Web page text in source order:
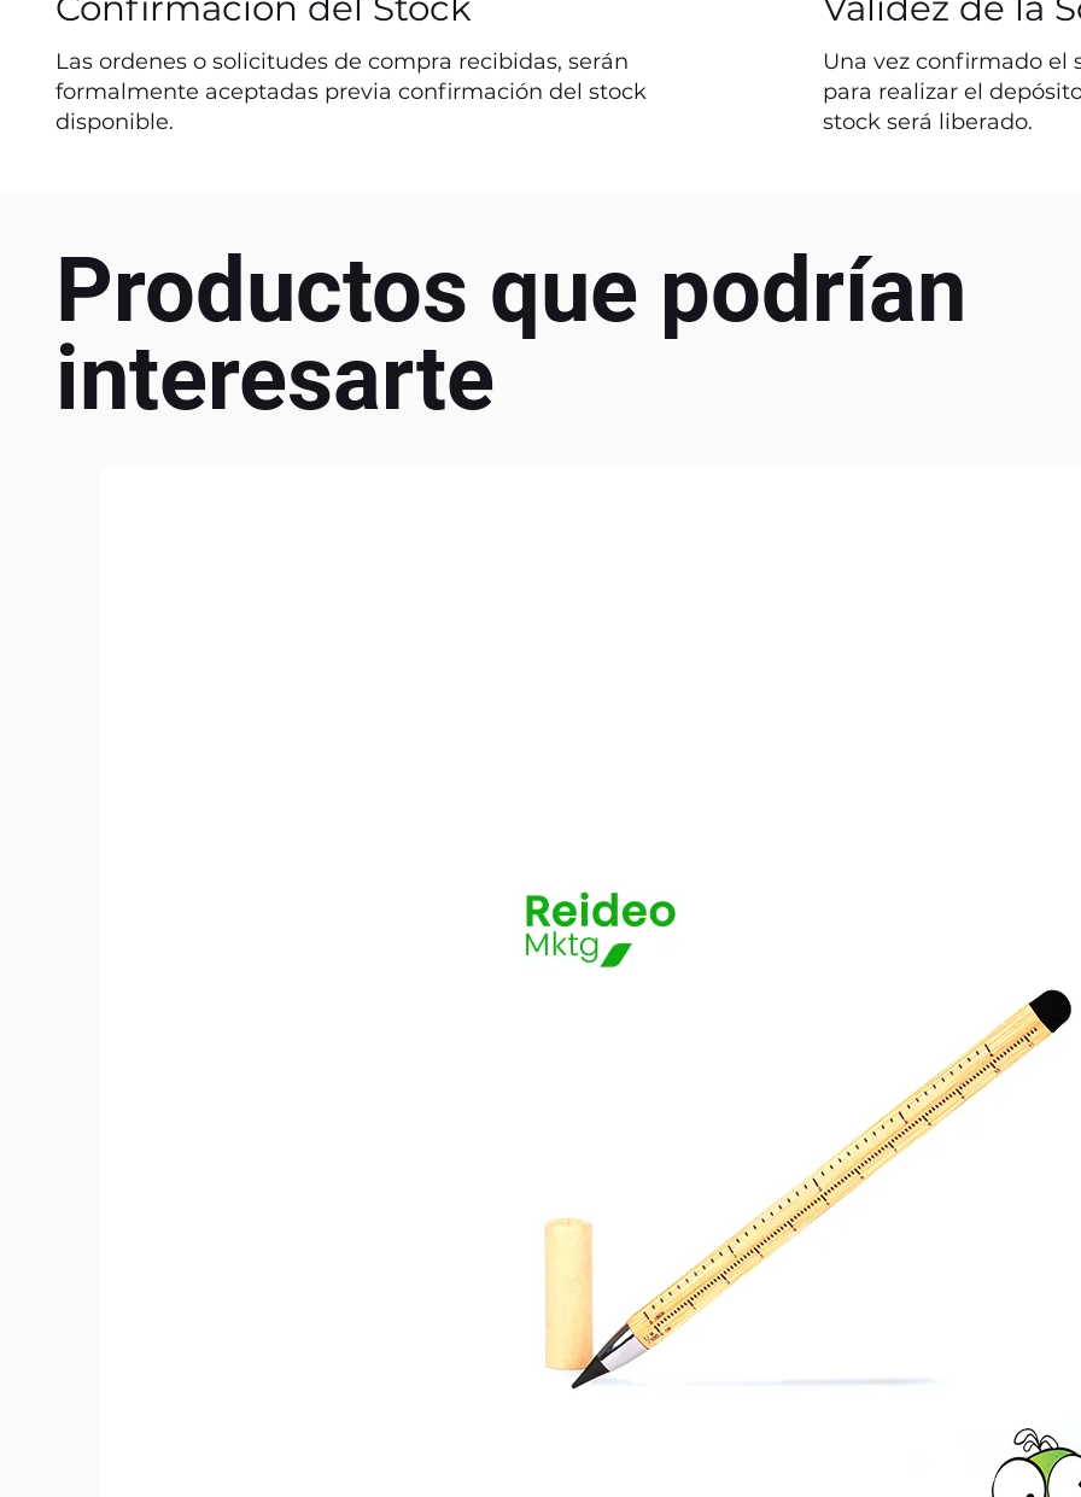
Las ordenes o solicitudes de compra recibidas, serán
formalmente aceptadas previa confirmación del stock
disponible.
Una vez confirmado el
para realizar el
stock será liberado.
Productos que podrían
interesarte